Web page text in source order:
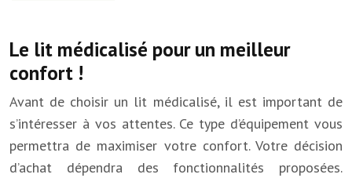
Le lit médicalisé pour un meilleur
confort !
Avant de choisir un lit médicalisé, il est important de
s’intéresser à vos attentes. Ce type d’équipement vous
permettra de maximiser votre confort. Votre décision
d’achat dépendra des fonctionnalités proposées.